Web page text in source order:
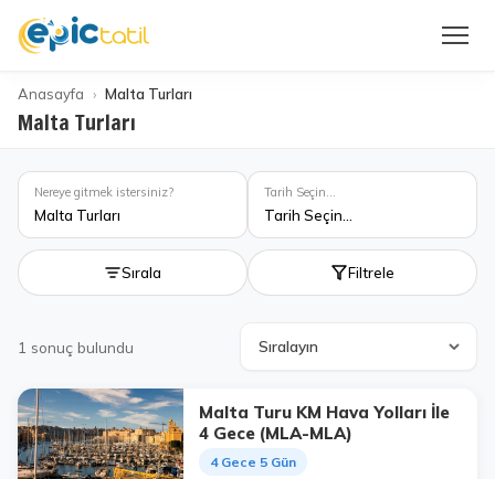
Anasayfa Malta Turları
Malta Turları
Nereye gitmek istersiniz?
Malta Turları
Tarih Seçin...
Tarih Seçin...
Sırala Filtrele
1 sonuç bulundu
Malta Turu KM Hava Yolları İle
4 Gece (MLA-MLA)
4 Gece 5 Gün